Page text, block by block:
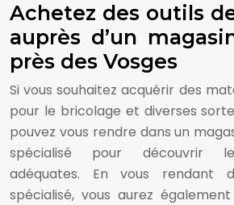
Achetez des outils
auprès d’un
près des Vosges
Si vous souhaitez acquérir des
pour le bricolage et diverses
pouvez vous rendre dans un
spécialisé pour découvrir
adéquates. En vous rendant
spécialisé, vous aurez